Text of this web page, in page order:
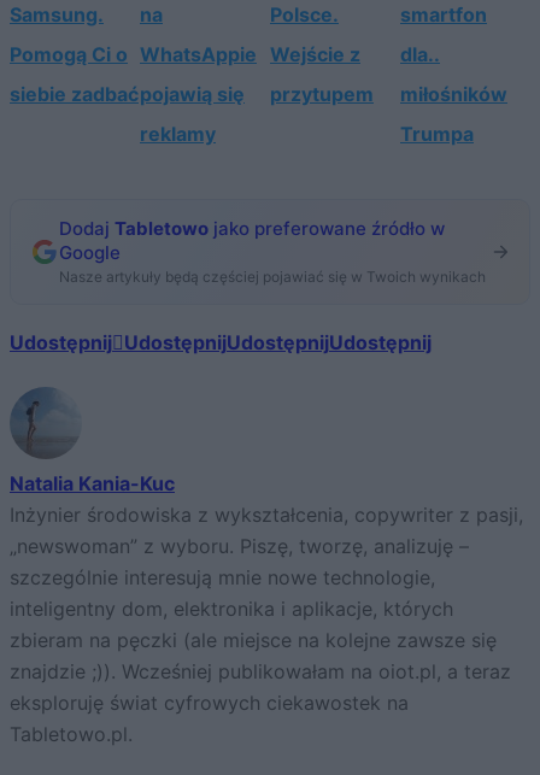
Samsung.
Pomogą Ci o
siebie zadbać
na
WhatsAppie
pojawią się
reklamy
Polsce.
Wejście z
przytupem
smartfon
dla..
miłośników
Trumpa
Dodaj Tabletowo jako preferowane źródło w
Google
Nasze artykuły będą częściej pojawiać się w Twoich wynikach
Udostępnij UdostępnijUdostępnijUdostępnij
Natalia Kania-Kuc
Inżynier środowiska z wykształcenia, copywriter z pasji,
„newswoman” z wyboru. Piszę, tworzę, analizuję –
szczególnie interesują mnie nowe technologie,
inteligentny dom, elektronika i aplikacje, których
zbieram na pęczki (ale miejsce na kolejne zawsze się
znajdzie ;)). Wcześniej publikowałam na oiot.pl, a teraz
eksploruję świat cyfrowych ciekawostek na
Tabletowo.pl.